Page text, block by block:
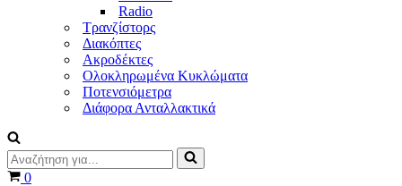
Radio
Τρανζίστορς
Διακόπτες
Ακροδέκτες
Ολοκληρωμένα Κυκλώματα
Ποτενσιόμετρα
Διάφορα Ανταλλακτικά
Αναζήτηση
για...Καλάθι
0